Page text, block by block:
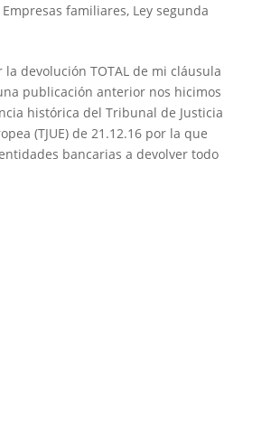
Empresas familiares, Ley segunda
devolución TOTAL de mi cláusula
publicación anterior nos hicimos
histórica del Tribunal de Justicia
(TJUE) de 21.12.16 por la que
bancarias a devolver todo